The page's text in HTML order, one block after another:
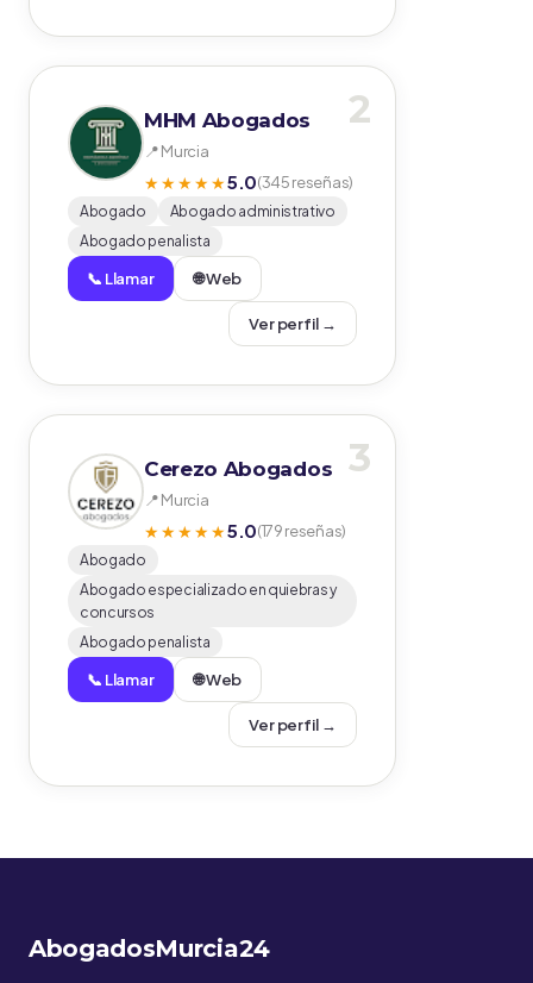
2
MHM Abogados
📍 Murcia
★★★★★5.0(345 reseñas)
Abogado
Abogado administrativo
Abogado penalista
📞 Llamar 🌐 Web
Ver perfil →
3
Cerezo Abogados
📍 Murcia
★★★★★5.0(179 reseñas)
Abogado
Abogado especializado en quiebras y
concursos
Abogado penalista
📞 Llamar 🌐 Web
Ver perfil →
AbogadosMurcia24